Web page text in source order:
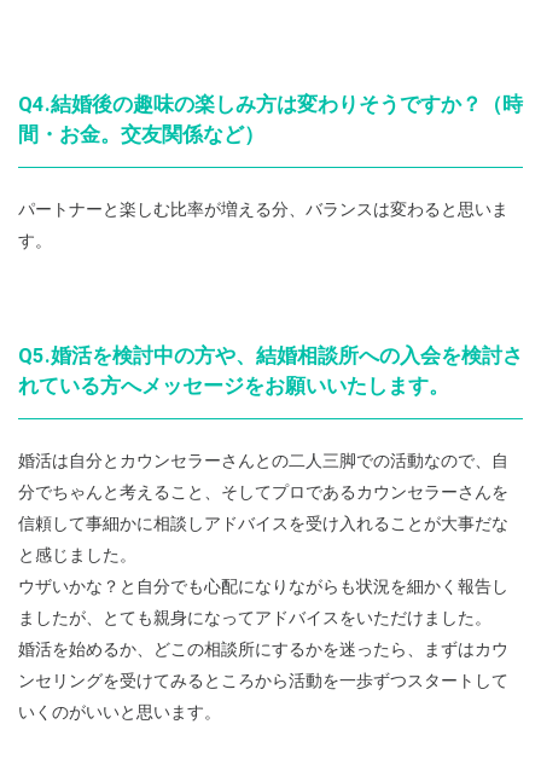
Q4.結婚後の趣味の楽しみ方は変わりそうですか？（時
間・お金。交友関係など）
パートナーと楽しむ比率が増える分、バランスは変わると思いま
す。
Q5.婚活を検討中の方や、結婚相談所への入会を検討さ
れている方へメッセージをお願いいたします。
婚活は自分とカウンセラーさんとの二人三脚での活動なので、自
分でちゃんと考えること、そしてプロであるカウンセラーさんを
信頼して事細かに相談しアドバイスを受け入れることが大事だな
と感じました。
ウザいかな？と自分でも心配になりながらも状況を細かく報告し
ましたが、とても親身になってアドバイスをいただけました。
婚活を始めるか、どこの相談所にするかを迷ったら、まずはカウ
ンセリングを受けてみるところから活動を一歩ずつスタートして
いくのがいいと思います。